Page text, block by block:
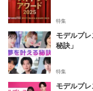
特集
モデルプ
秘訣」
特集
モデルプ